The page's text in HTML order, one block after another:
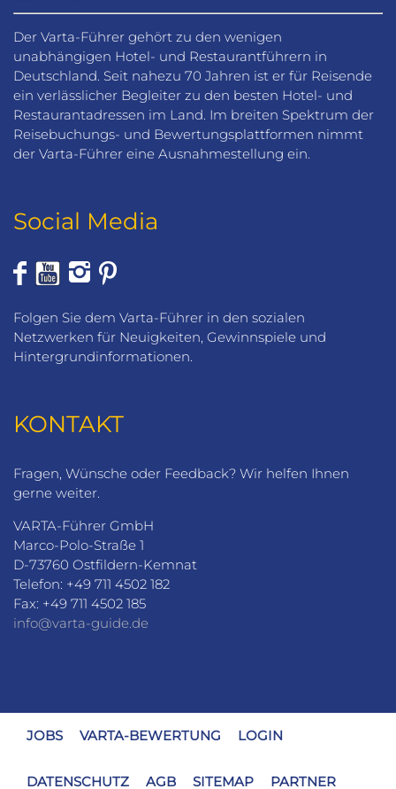
Der Varta-Führer gehört zu den wenigen
unabhängigen Hotel- und Restaurantführern in
Deutschland. Seit nahezu 70 Jahren ist er für Reisende
ein verlässlicher Begleiter zu den besten Hotel- und
Restaurantadressen im Land. Im breiten Spektrum der
Reisebuchungs- und Bewertungsplattformen nimmt
der Varta-Führer eine Ausnahmestellung ein.
Social Media
Folgen Sie dem Varta-Führer in den sozialen
Netzwerken für Neuigkeiten, Gewinnspiele und
Hintergrundinformationen.
KONTAKT
Fragen, Wünsche oder Feedback? Wir helfen Ihnen
gerne weiter.
VARTA-Führer GmbH
Marco-Polo-Straße 1
D-73760 Ostfildern-Kemnat
Telefon: +49 711 4502 182
Fax: +49 711 4502 185
info@varta-guide.de
JOBS VARTA-BEWERTUNG LOGIN
DATENSCHUTZ AGB SITEMAP PARTNER